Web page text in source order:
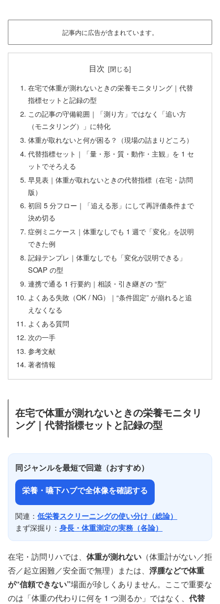
記事内に広告が含まれています。
目次
在宅で体重が測れないときの栄養モニタリング｜代替
指標セットと記録の型
この記事の守備範囲｜「測り方」ではなく「追い方
（モニタリング）」に特化
体重が取れないと何が困る？（現場の詰まりどころ）
代替指標セット｜「量・形・質・動作・主観」を 1 セ
ットでそろえる
早見表｜体重が取れないときの代替指標（在宅・訪問
版）
初回 5 分フロー｜「追える形」にして再評価条件まで
決め切る
症例ミニケース｜体重なしでも 1 週で「変化」を説明
できた例
記録テンプレ｜体重なしでも「変化が説明できる」
SOAP の型
連携で通る 1 行要約｜相談・引き継ぎの “型”
よくある失敗（OK / NG）｜“条件固定” が崩れると追
えなくなる
よくある質問
次の一手
参考文献
著者情報
在宅で体重が測れないときの栄養モニタリ
ング｜代替指標セットと記録の型
同ジャンルを最短で回遊（おすすめ）
栄養・嚥下ハブで全体像を確認する
関連： 低栄養スクリーニングの使い分け（総論）
まず深掘り： 身長・体重測定の実務（各論）
在宅・訪問リハでは、 体重が測れない （体重計がない／拒
否／起立困難／安全面で無理）または、 浮腫などで体重
が“信頼できない”場面が珍しくありません。ここで重要な
のは「体重の代わりに何を 1 つ測るか」ではなく、 代替